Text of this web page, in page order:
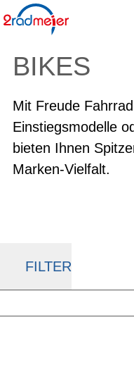
BIKES
Mit Freude
Einstiegsmodelle
bieten Ihnen
Marken-Vielfalt.
FILTER